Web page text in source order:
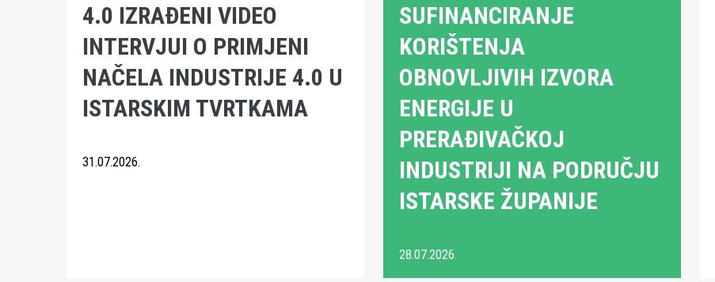
4.0 IZRAĐENI VIDEO
INTERVJUI O PRIMJENI
NAČELA INDUSTRIJE 4.0 U
ISTARSKIM TVRTKAMA
31.07.2026.
SUFINANCIRANJE
KORIŠTENJA
OBNOVLJIVIH IZVORA
ENERGIJE U
PRERAĐIVAČKOJ
INDUSTRIJI NA PODRUČJU
ISTARSKE ŽUPANIJE
28.07.2026.